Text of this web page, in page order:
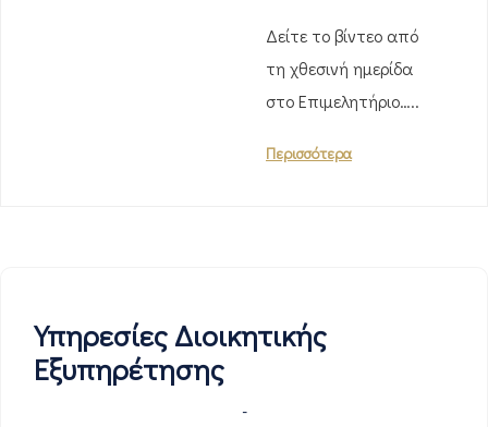
Δείτε το βίντεο από
τη χθεσινή ημερίδα
στο Επιμελητήριο…..
Περισσότερα
Υπηρεσίες Διοικητικής
Εξυπηρέτησης
-